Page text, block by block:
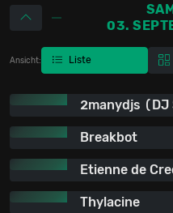
03.
Ansicht: Liste
2manydjs (DJ
Breakbot
Etienne de
Thylacine